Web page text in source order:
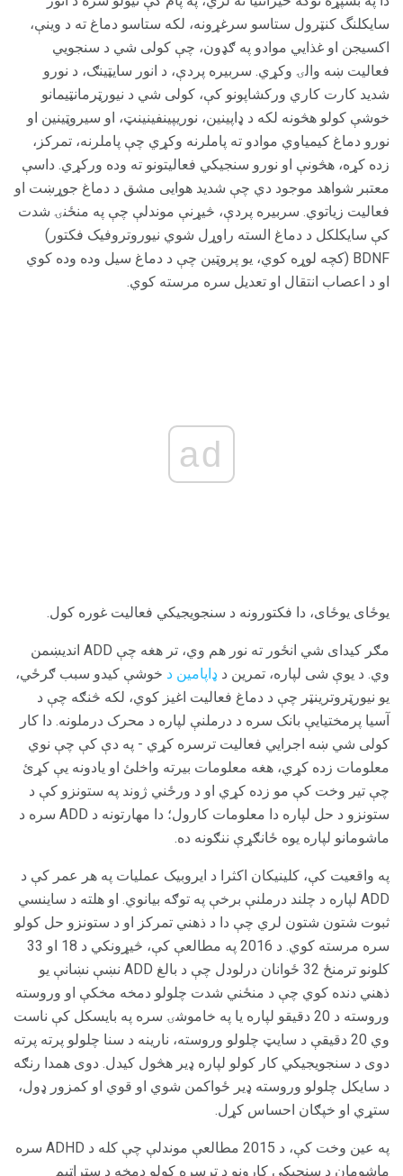
سایکلنگ کنټرول ستاسو سرغړونه، لکه ستاسو دماغ ته د وینې،
اکسیجن او غذایي موادو په ګډون، چې کولی شي د سنجویي
فعالیت ښه والۍ وکړي. سربیره پردې، د انور سایټینګ، د نورو
شدید کارت کاري ورکشاپونو کې، کولی شي د نیورټرمانټیمانو
خوشې کولو هڅونه لکه د ډاپینین، نوریپینفینینټ، او سیروټینین او
نورو دماغ کیمیاوي موادو ته پاملرنه وکړي چې پاملرنه، تمرکز،
زده کړه، هڅونې او نورو سنجیکي فعالیتونو ته وده ورکړي. داسې
معتبر شواهد موجود دي چې شدید هوایی مشق د دماغ جوړښت او
فعالیت زیاتوي. سربیره پردې، څیړنې موندلې چې په منځنۍ شدت
کې سایکلکل د دماغ السته راوړل شوي نیوروتروفیک فکتور)
BDNF (کچه لوړه کوي، یو پروټین چې د دماغ سیل وده وده کوي
او د اعصاب انتقال او تعدیل سره مرسته کوي.
ad
یوځای یوځای، دا فکتورونه د سنجویجیکي فعالیت غوره کول.
مګر کیدای شي انځور ته نور هم وي، تر هغه چې ADD اندیښمن
وي. د یوې شی لپاره، تمرین د ډاپامین د خوشې کیدو سبب ګرځي،
یو نیورټروترینټر چې د دماغ فعالیت اغیز کوي، لکه څنګه چې د
آسیا پرمختیايې بانک سره د درملنې لپاره د محرک درملونه. دا کار
کولی شي ښه اجرایي فعالیت ترسره کړي - په دې کې چې نوي
معلومات زده کړي، هغه معلومات بیرته واخلئ او یادونه یې کړئ
چې تیر وخت کې مو زده کړي او د ورځني ژوند په ستونزو کې د
ستونزو د حل لپاره دا معلومات کارول؛ دا مهارتونه د ADD سره د
ماشومانو لپاره یوه ځانګړې ننګونه ده.
په واقعیت کې، کلینیکان اکثرا د ایروبیک عملیات په هر عمر کې د
ADD لپاره د چلند درملنې برخې په توګه بیانوي. او هلته د ساینسي
ثبوت شتون شتون لري چې دا د ذهني تمرکز او د ستونزو حل کولو
سره مرسته کوي. د 2016 په مطالعې کې، څیړونکي د 18 او 33
کلونو ترمنځ 32 ځوانان درلودل چې د بالغ ADD نښې نښانې یو
ذهني دنده کوي چې د منځني شدت چلولو دمخه مخکې او وروسته
وروسته د 20 دقیقو لپاره یا په خاموشۍ سره په بايسکل کې ناست
وي 20 دقیقې د سایټ چلولو وروسته، نارینه د سنا چلولو پرته پرته
دوی د سنجویجیکي کار کولو لپاره ډیر هڅول کیدل. دوی همدا رنګه
د سایکل چلولو وروسته ډیر ځواکمن شوي او قوي او کمزور ډول،
ستړي او خپګان احساس کړل.
په عین وخت کې، د 2015 مطالعې موندلې چې کله د ADHD سره
ماشومان د سنجیکي کارونو د ترسره کولو دمخه د سټراټیم